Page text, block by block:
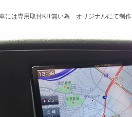
には専用取付KIT無い為 オリジナルにて制作